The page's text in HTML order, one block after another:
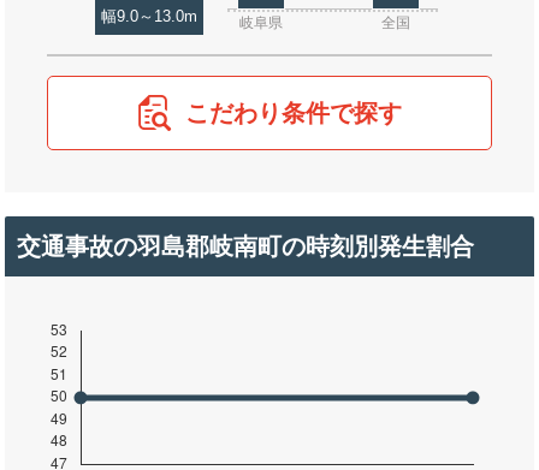
幅9.0～13.0m 岐阜県 全国
こだわり条件で探す
交通事故の羽島郡岐南町の時刻別発生割合